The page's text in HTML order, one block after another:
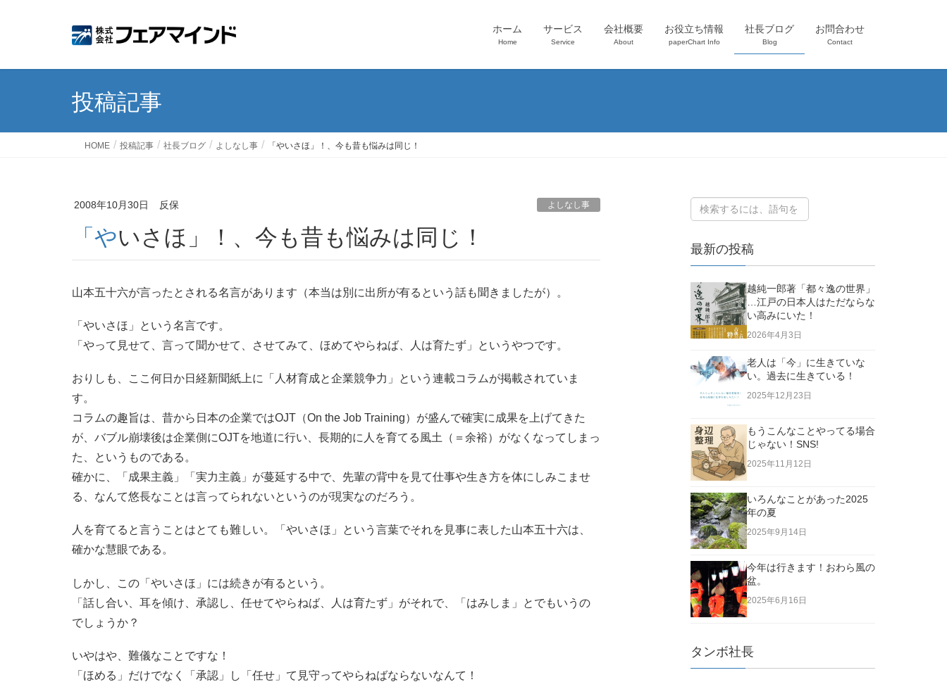
ホーム
Home
サービス
Service
会社概要
About
お役立ち情報
paperChart Info
社長ブログ
Blog
お問合わせ
Contact
投稿記事
HOME 投稿記事 社長ブログ よしなし事 「やいさほ」！、今も昔も悩みは同じ！
2008年10月30日 反保 よしなし事
「やいさほ」！、今も昔も悩みは同じ！
山本五十六が言ったとされる名言があります（本当は別に出所が有るという話も聞きましたが）。
「やいさほ」という名言です。
「やって見せて、言って聞かせて、させてみて、ほめてやらねば、人は育たず」というやつです。
おりしも、ここ何日か日経新聞紙上に「人材育成と企業競争力」という連載コラムが掲載されていま
す。
コラムの趣旨は、昔から日本の企業ではOJT（On the Job Training）が盛んで確実に成果を上げてきた
が、バブル崩壊後は企業側にOJTを地道に行い、長期的に人を育てる風土（＝余裕）がなくなってしまっ
た、というものである。
確かに、「成果主義」「実力主義」が蔓延する中で、先輩の背中を見て仕事や生き方を体にしみこませ
る、なんて悠長なことは言ってられないというのが現実なのだろう。
人を育てると言うことはとても難しい。「やいさほ」という言葉でそれを見事に表した山本五十六は、
確かな慧眼である。
しかし、この「やいさほ」には続きが有るという。
「話し合い、耳を傾け、承認し、任せてやらねば、人は育たず」がそれで、「はみしま」とでもいうの
でしょうか？
いやはや、難儀なことですな！
「ほめる」だけでなく「承認」し「任せ」て見守ってやらねばならないなんて！
最新の投稿
越純一郎著「都々逸の世界」
…江戸の日本人はただならな
い高みにいた！
2026年4月3日
老人は「今」に生きていな
い。過去に生きている！
2025年12月23日
もうこんなことやってる場合
じゃない！SNS!
2025年11月12日
いろんなことがあった2025
年の夏
2025年9月14日
今年は行きます！おわら風の
盆。
2025年6月16日
タンボ社長